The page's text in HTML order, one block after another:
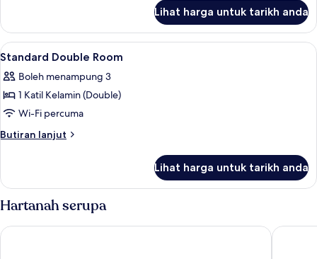
Suite
Lihat harga untuk tarikh anda
Lihat
semua
foto
untuk
Standard
Double
Seterika/papan seterika, Wi-fi
4
Standard Double Room
Boleh menampung 3
1 Katil Kelamin (Double)
Wi-Fi percuma
Butiran lanjut
Butiran
Double
Room
Lihat harga untuk tarikh anda
Hartanah serupa
OYO 90282 Hotel Taj